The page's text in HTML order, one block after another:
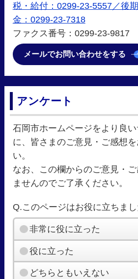
税・給付：0299-23-5557／後
金：0299-23-7318
ファクス番号：0299-23-9817
メールでお問い合わせをする
アンケート
石岡市ホームページをより良
に、皆さまのご意見・ご感想
い。
なお、この欄からのご意見・
ませんのでご了承ください。
Q.このページはお役に立ちまし
非常に役に立った
役に立った
どちらともいえない